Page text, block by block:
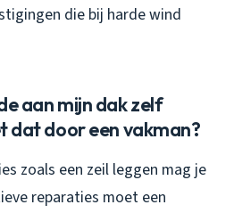
die bij harde wind
aan mijn dak zelf
dat door een vakman?
zoals een zeil leggen mag je
reparaties moet een